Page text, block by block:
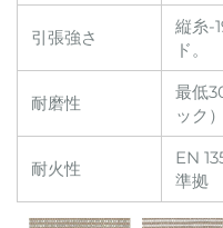
引張強さ
縦糸-
ド。
耐磨性
最低
ック）
耐火性
EN
準拠